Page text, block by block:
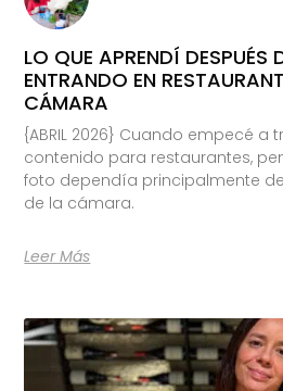
LO QUE APRENDÍ DESPUÉS
ENTRANDO EN
CÁMARA
{ABRIL 2026} Cuando empecé a
contenido para restaurantes,
foto dependía principalmente
de la cámara.
Leer Más